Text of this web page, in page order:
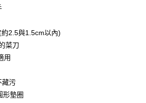
2.5與1.5cm以內)
菜刀
用
污
形墊圈